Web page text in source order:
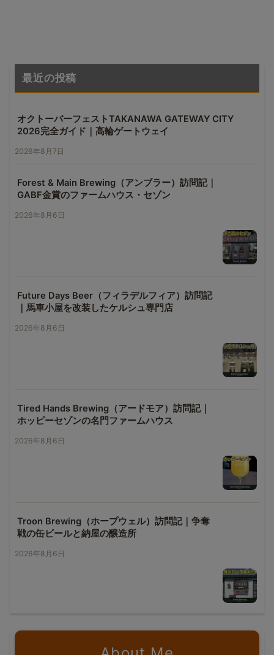
最近の投稿
オクトーバーフェストTAKANAWA GATEWAY CITY
2026完全ガイド｜高輪ゲートウェイ
2026年8月7日
Forest & Main Brewing（アンブラー）訪問記｜
GABF金賞のファームハウス・セゾン
2026年8月6日
Future Days Beer（フィラデルフィア）訪問記
｜馬車小屋を改装したケルシュ専門店
2026年8月6日
Tired Hands Brewing（アードモア）訪問記｜
ホッピーセゾンの名門ファームハウス
2026年8月6日
Troon Brewing（ホープウェル）訪問記｜争奪
戦の缶ビールと納屋の醸造所
2026年8月6日